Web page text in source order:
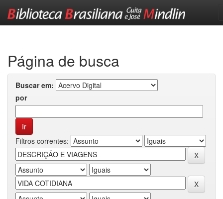
Página de busca
Buscar em:
por
Filtros correntes: